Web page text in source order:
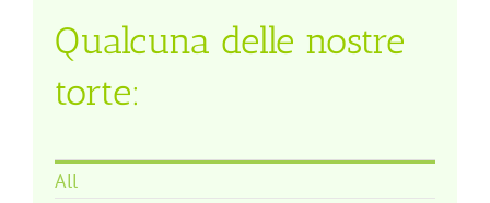
Qualcuna delle nostre
torte:
All